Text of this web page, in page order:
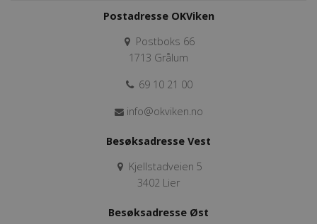
Postadresse OKViken
Postboks 66
1713 Grålum
69 10 21 00
info@okviken.no
Besøksadresse Vest
Kjellstadveien 5
3402 Lier
Besøksadresse Øst